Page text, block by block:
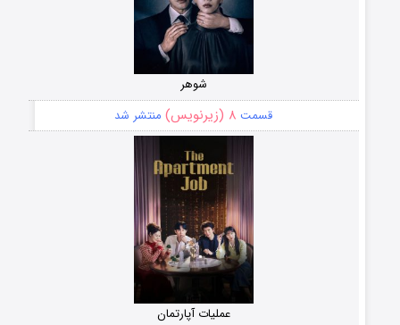
شوهر
قسمت ۸ (زیرنویس) منتشر شد
عملیات آپارتمان